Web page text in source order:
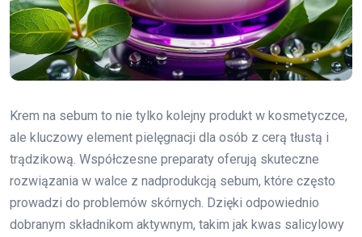
Krem na sebum to nie tylko kolejny produkt w kosmetyczce,
ale kluczowy element pielęgnacji dla osób z cerą tłustą i
trądzikową. Współczesne preparaty oferują skuteczne
rozwiązania w walce z nadprodukcją sebum, które często
prowadzi do problemów skórnych. Dzięki odpowiednio
dobranym składnikom aktywnym, takim jak kwas salicylowy